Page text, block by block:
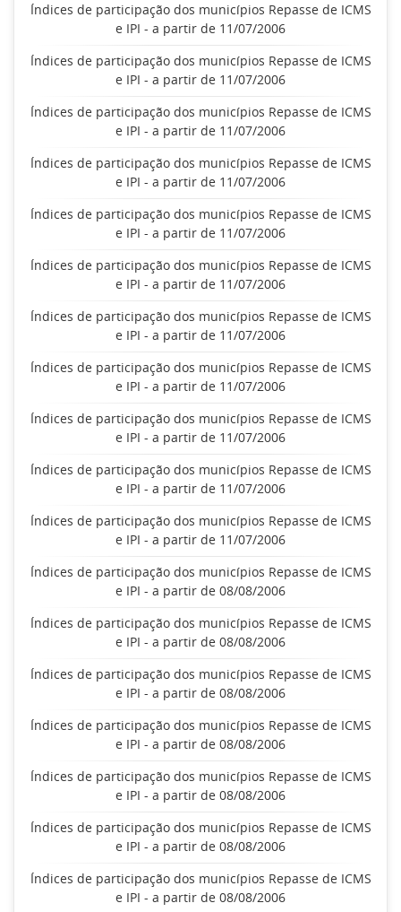
Índices de participação dos municípios Repasse de ICMS
e IPI - a partir de 11/07/2006
Índices de participação dos municípios Repasse de ICMS
e IPI - a partir de 11/07/2006
Índices de participação dos municípios Repasse de ICMS
e IPI - a partir de 11/07/2006
Índices de participação dos municípios Repasse de ICMS
e IPI - a partir de 11/07/2006
Índices de participação dos municípios Repasse de ICMS
e IPI - a partir de 11/07/2006
Índices de participação dos municípios Repasse de ICMS
e IPI - a partir de 11/07/2006
Índices de participação dos municípios Repasse de ICMS
e IPI - a partir de 11/07/2006
Índices de participação dos municípios Repasse de ICMS
e IPI - a partir de 11/07/2006
Índices de participação dos municípios Repasse de ICMS
e IPI - a partir de 11/07/2006
Índices de participação dos municípios Repasse de ICMS
e IPI - a partir de 11/07/2006
Índices de participação dos municípios Repasse de ICMS
e IPI - a partir de 11/07/2006
Índices de participação dos municípios Repasse de ICMS
e IPI - a partir de 08/08/2006
Índices de participação dos municípios Repasse de ICMS
e IPI - a partir de 08/08/2006
Índices de participação dos municípios Repasse de ICMS
e IPI - a partir de 08/08/2006
Índices de participação dos municípios Repasse de ICMS
e IPI - a partir de 08/08/2006
Índices de participação dos municípios Repasse de ICMS
e IPI - a partir de 08/08/2006
Índices de participação dos municípios Repasse de ICMS
e IPI - a partir de 08/08/2006
Índices de participação dos municípios Repasse de ICMS
e IPI - a partir de 08/08/2006